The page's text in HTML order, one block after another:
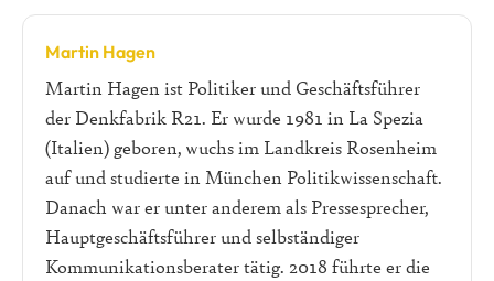
Martin Hagen
Martin Hagen ist Politiker und Geschäftsführer
der Denkfabrik R21. Er wurde 1981 in La Spezia
(Italien) geboren, wuchs im Landkreis Rosenheim
auf und studierte in München Politikwissenschaft.
Danach war er unter anderem als Pressesprecher,
Hauptgeschäftsführer und selbständiger
Kommunikationsberater tätig. 2018 führte er die